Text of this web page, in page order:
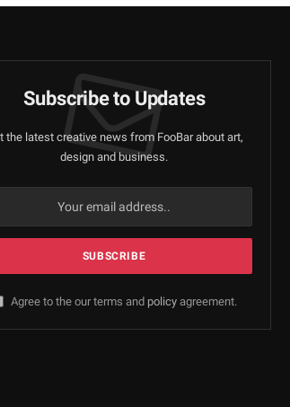
Subscribe to Updates
the latest creative news from FooBar about art,
design and business.
Agree to the our terms and policyagreement.